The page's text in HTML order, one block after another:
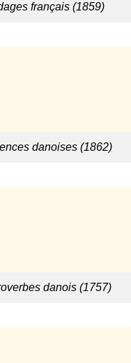
français (1859)
danoises (1862)
danois (1757)